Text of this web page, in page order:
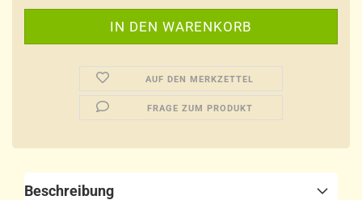
AUF DEN MERKZETTEL
FRAGE ZUM PRODUKT
Beschreibung